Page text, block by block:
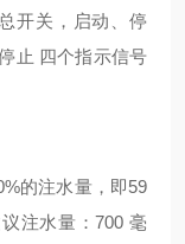
开关，启动、停
止 四个指示信号
的注水量，即59
注水量：700毫